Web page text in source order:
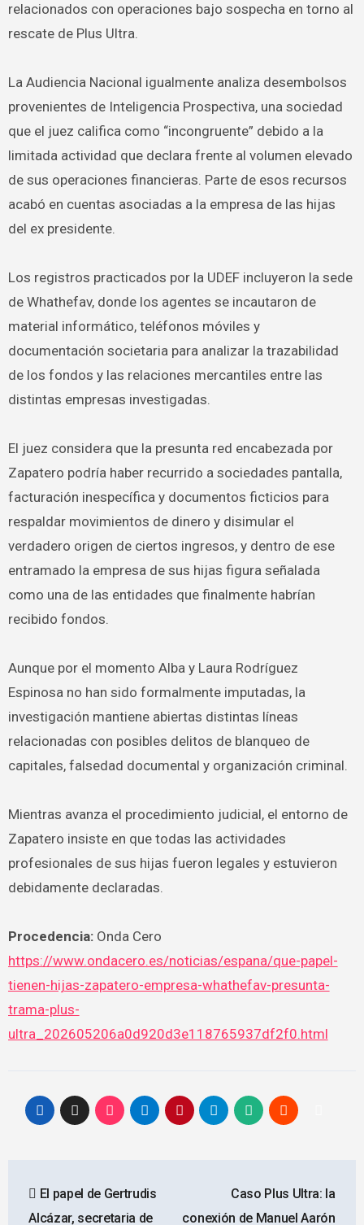
relacionados con operaciones bajo sospecha en torno al
rescate de Plus Ultra.
La Audiencia Nacional igualmente analiza desembolsos
provenientes de Inteligencia Prospectiva, una sociedad
que el juez califica como “incongruente” debido a la
limitada actividad que declara frente al volumen elevado
de sus operaciones financieras. Parte de esos recursos
acabó en cuentas asociadas a la empresa de las hijas
del ex presidente.
Los registros practicados por la UDEF incluyeron la sede
de Whathefav, donde los agentes se incautaron de
material informático, teléfonos móviles y
documentación societaria para analizar la trazabilidad
de los fondos y las relaciones mercantiles entre las
distintas empresas investigadas.
El juez considera que la presunta red encabezada por
Zapatero podría haber recurrido a sociedades pantalla,
facturación inespecífica y documentos ficticios para
respaldar movimientos de dinero y disimular el
verdadero origen de ciertos ingresos, y dentro de ese
entramado la empresa de sus hijas figura señalada
como una de las entidades que finalmente habrían
recibido fondos.
Aunque por el momento Alba y Laura Rodríguez
Espinosa no han sido formalmente imputadas, la
investigación mantiene abiertas distintas líneas
relacionadas con posibles delitos de blanqueo de
capitales, falsedad documental y organización criminal.
Mientras avanza el procedimiento judicial, el entorno de
Zapatero insiste en que todas las actividades
profesionales de sus hijas fueron legales y estuvieron
debidamente declaradas.
Procedencia:Onda Cero
https://www.ondacero.es/noticias/espana/que-papel-
tienen-hijas-zapatero-empresa-whathefav-presunta-
trama-plus-
ultra_202605206a0d920d3e118765937df2f0.html
de El papel de Gertrudis
Alcázar, secretaria de
Caso Plus Ultra: la
conexión de Manuel Aarón